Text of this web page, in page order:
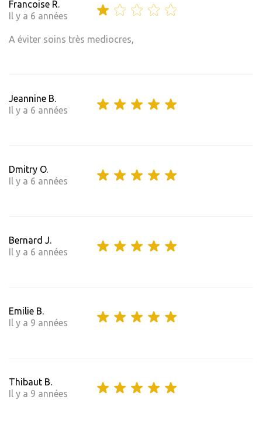
Francoise R.
Il y a 6 années
A éviter soins très mediocres,
Jeannine B.
Il y a 6 années
Dmitry O.
Il y a 6 années
Bernard J.
Il y a 6 années
Emilie B.
Il y a 9 années
Thibaut B.
Il y a 9 années